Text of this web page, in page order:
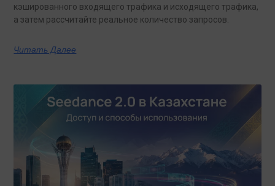
кэшированного входящего трафика и исходящего трафика,
а затем рассчитайте реальное количество запросов.
Читать Далее